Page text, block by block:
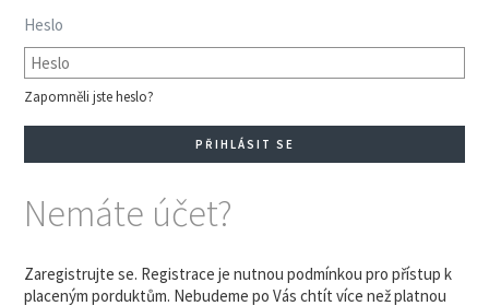
Heslo
Zapomněli jste heslo?
Nemáte účet?
Zaregistrujte se. Registrace je nutnou podmínkou pro přístup k
placeným porduktům. Nebudeme po Vás chtít více než platnou